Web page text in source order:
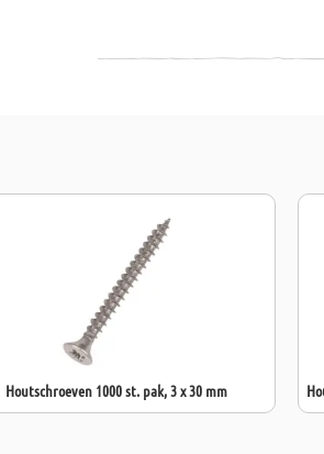
Houtschroeven 1000 st. pak, 3 x 30 mm